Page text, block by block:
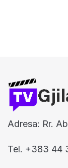
Adresa: Rr.
Tel. +383 44